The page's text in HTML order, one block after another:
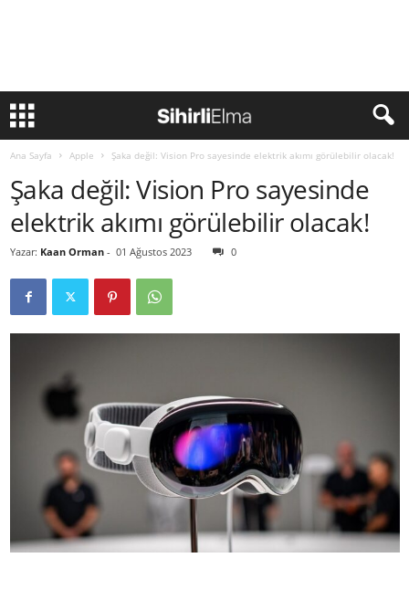
Ana Sayfa Apple Şaka değil: Vision Pro sayesinde elektrik akımı görülebilir olacak!
Şaka değil: Vision Pro sayesinde
elektrik akımı görülebilir olacak!
Yazar: Kaan Orman - 01 Ağustos 2023 0